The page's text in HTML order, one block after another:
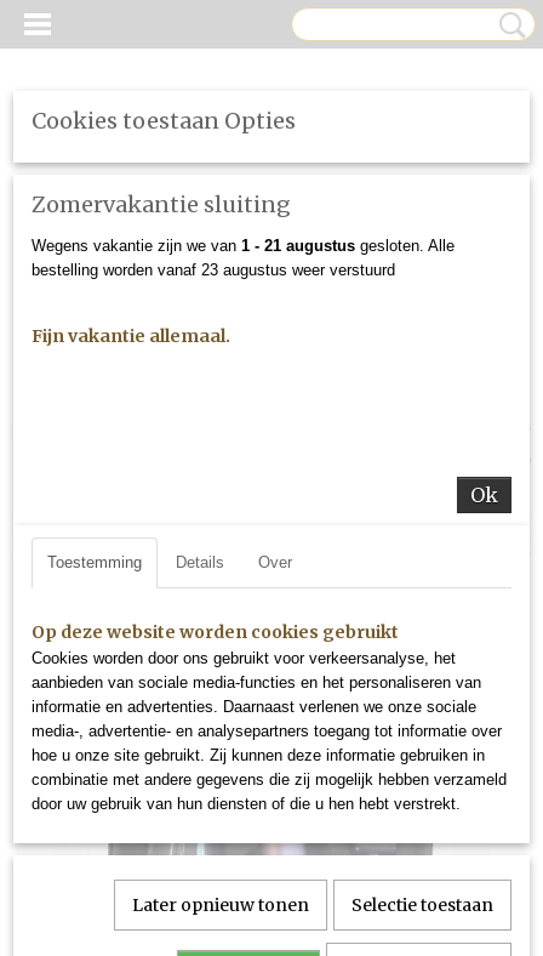
UW WINKELWAGEN
Cookies toestaan Opties
Zomervakantie sluiting
Wegens vakantie zijn we van 1 - 21 augustus gesloten. Alle
bestelling worden vanaf 23 augustus weer verstuurd
Fijn vakantie allemaal.
Ok
Toestemming Details Over
Op deze website worden cookies gebruikt
Cookies worden door ons gebruikt voor verkeersanalyse, het
aanbieden van sociale media-functies en het personaliseren van
informatie en advertenties. Daarnaast verlenen we onze sociale
media-, advertentie- en analysepartners toegang tot informatie over
hoe u onze site gebruikt. Zij kunnen deze informatie gebruiken in
combinatie met andere gegevens die zij mogelijk hebben verzameld
door uw gebruik van hun diensten of die u hen hebt verstrekt.
Later opnieuw tonen Selectie toestaan